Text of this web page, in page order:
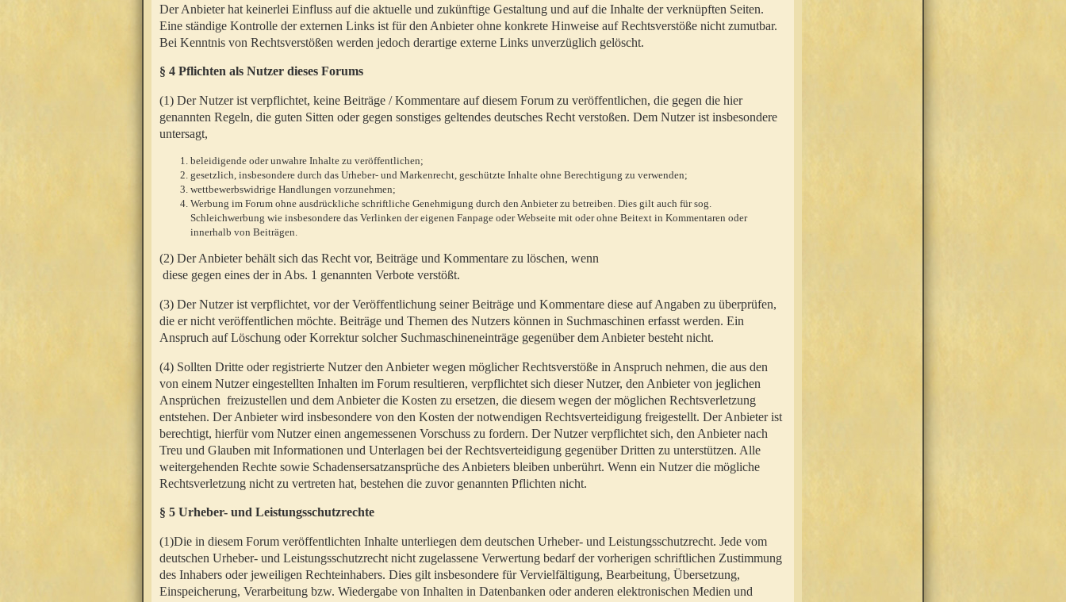
Der Anbieter hat keinerlei Einfluss auf die aktuelle und zukünftige Gestaltung und auf die Inhalte der verknüpften Seiten.
Eine ständige Kontrolle der externen Links ist für den Anbieter ohne konkrete Hinweise auf Rechtsverstöße nicht zumutbar.
Bei Kenntnis von Rechtsverstößen werden jedoch derartige externe Links unverzüglich gelöscht.
§ 4 Pflichten als Nutzer dieses Forums
(1) Der Nutzer ist verpflichtet, keine Beiträge / Kommentare auf diesem Forum zu veröffentlichen, die gegen die hier
genannten Regeln, die guten Sitten oder gegen sonstiges geltendes deutsches Recht verstoßen. Dem Nutzer ist insbesondere
untersagt,
beleidigende oder unwahre Inhalte zu veröffentlichen;
gesetzlich, insbesondere durch das Urheber- und Markenrecht, geschützte Inhalte ohne Berechtigung zu verwenden;
wettbewerbswidrige Handlungen vorzunehmen;
Werbung im Forum ohne ausdrückliche schriftliche Genehmigung durch den Anbieter zu betreiben. Dies gilt auch für sog.
Schleichwerbung wie insbesondere das Verlinken der eigenen Fanpage oder Webseite mit oder ohne Beitext in Kommentaren oder
innerhalb von Beiträgen.
(2) Der Anbieter behält sich das Recht vor, Beiträge und Kommentare zu löschen, wenn
diese gegen eines der in Abs. 1 genannten Verbote verstößt.
(3) Der Nutzer ist verpflichtet, vor der Veröffentlichung seiner Beiträge und Kommentare diese auf Angaben zu überprüfen,
die er nicht veröffentlichen möchte. Beiträge und Themen des Nutzers können in Suchmaschinen erfasst werden. Ein
Anspruch auf Löschung oder Korrektur solcher Suchmaschineneinträge gegenüber dem Anbieter besteht nicht.
(4) Sollten Dritte oder registrierte Nutzer den Anbieter wegen möglicher Rechtsverstöße in Anspruch nehmen, die aus den
von einem Nutzer eingestellten Inhalten im Forum resultieren, verpflichtet sich dieser Nutzer, den Anbieter von jeglichen
Ansprüchen freizustellen und dem Anbieter die Kosten zu ersetzen, die diesem wegen der möglichen Rechtsverletzung
entstehen. Der Anbieter wird insbesondere von den Kosten der notwendigen Rechtsverteidigung freigestellt. Der Anbieter ist
berechtigt, hierfür vom Nutzer einen angemessenen Vorschuss zu fordern. Der Nutzer verpflichtet sich, den Anbieter nach
Treu und Glauben mit Informationen und Unterlagen bei der Rechtsverteidigung gegenüber Dritten zu unterstützen. Alle
weitergehenden Rechte sowie Schadensersatzansprüche des Anbieters bleiben unberührt. Wenn ein Nutzer die mögliche
Rechtsverletzung nicht zu vertreten hat, bestehen die zuvor genannten Pflichten nicht.
§ 5 Urheber- und Leistungsschutzrechte
(1)Die in diesem Forum veröffentlichten Inhalte unterliegen dem deutschen Urheber- und Leistungsschutzrecht. Jede vom
deutschen Urheber- und Leistungsschutzrecht nicht zugelassene Verwertung bedarf der vorherigen schriftlichen Zustimmung
des Inhabers oder jeweiligen Rechteinhabers. Dies gilt insbesondere für Vervielfältigung, Bearbeitung, Übersetzung,
Einspeicherung, Verarbeitung bzw. Wiedergabe von Inhalten in Datenbanken oder anderen elektronischen Medien und